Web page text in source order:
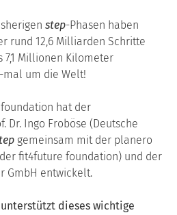
step-Phasen haben
rund 12,6 Milliarden Schritte
Millionen Kilometer
mal um die Welt!
hat der
Dr. Ingo Froböse (Deutsche
gemeinsam mit der planero
fit4future foundation) und der
GmbH entwickelt.
dieses wichtige